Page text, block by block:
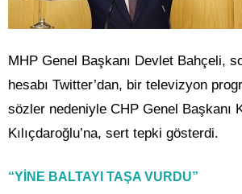
MHP Genel Başkanı Devlet Bahçeli,
hesabı Twitter’dan, bir televizyon
sözler nedeniyle CHP Genel Başkanı
Kılıçdaroğlu’na, sert tepki gösterdi.
“YİNE BALTAYI TAŞA VURDU”